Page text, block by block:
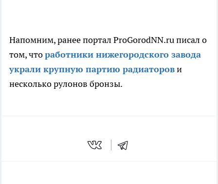
Напомним, ранее портал ProGorodNN.ru писал о
том, чтоработники нижегородского завода
украли крупную партию радиаторови
несколько рулонов бронзы.